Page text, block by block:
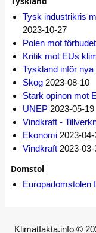
Tysk industrikris
2023-10-27
Polen mot
Kritik mot EUs
Tyskland inför
Skog 2023-08-10
Stark opinon mot
UNEP 2023-05-19
Vindkraft -
Ekonomi 2023-04-
Vindkraft 2023-03-
Domstol
Europadomstolen
Klimatfakta.info ©